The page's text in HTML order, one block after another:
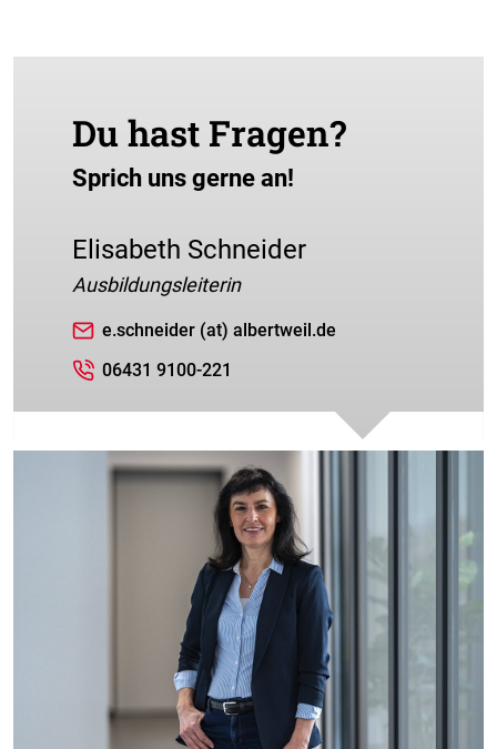
Du hast Fragen?
Sprich uns gerne an!
Elisabeth Schneider
Ausbildungsleiterin
e.schneider (at) albertweil.de
06431 9100-221